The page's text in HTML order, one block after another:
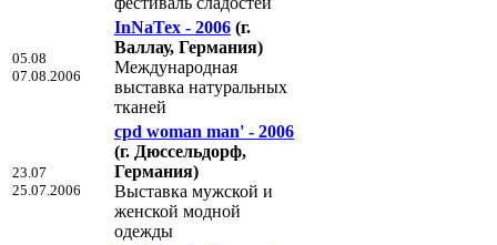
05.08
07.08.2006
InNaTex - 2006 (г.
Валлау, Германия)
Международная
выставка натуральных
тканей
23.07
25.07.2006
cpd woman man' - 2006
(г. Дюссельдорф,
Германия)
Выставка мужской и
женской модной
одежды